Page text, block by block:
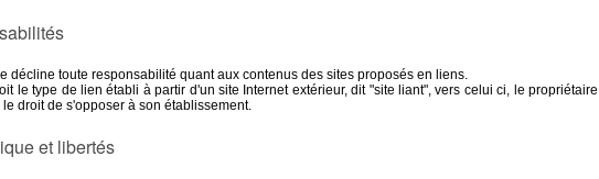
décline toute responsabilité quant aux contenus des sites proposés en liens.
le type de lien établi à partir d'un site Internet extérieur, dit "site liant", vers celui ci, le propriétaire
le droit de s'opposer à son établissement.
et libertés